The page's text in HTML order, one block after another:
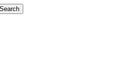
Search